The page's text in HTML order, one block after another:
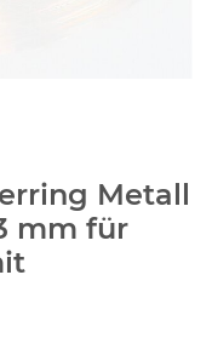
Metall
mm für